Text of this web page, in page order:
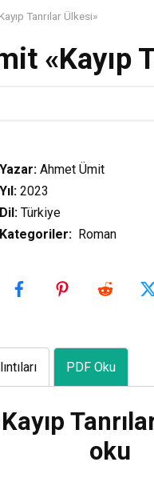
Tanrılar Ülkesi»
«Kayıp
Yazar: Ahmet Ümit
Yıl: 2023
Dil: Türkiye
Kategoriler: Roman
PDF Oku
oku